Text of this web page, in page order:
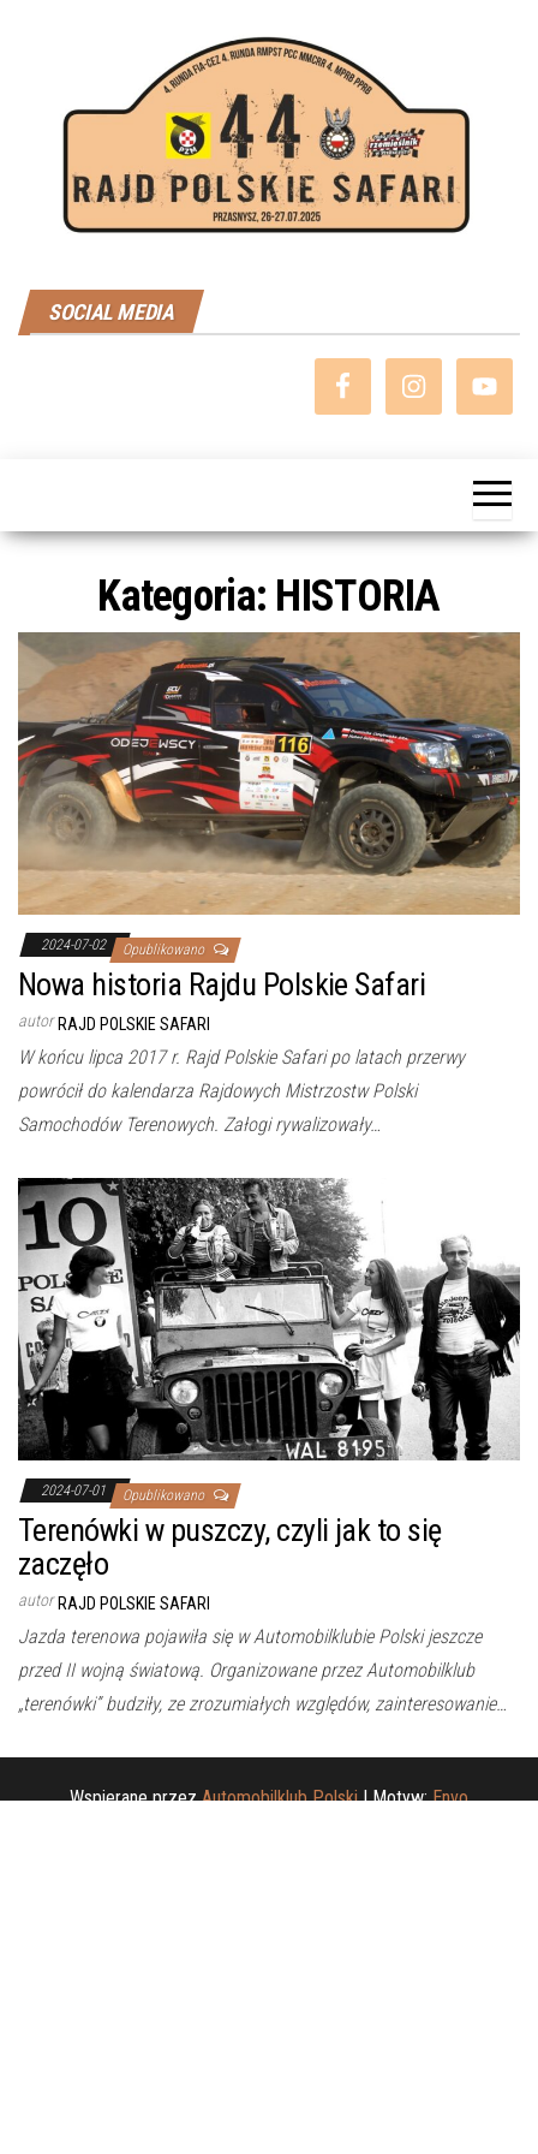
SOCIAL MEDIA
Kategoria: HISTORIA
2024-07-02 Opublikowano
Nowa historia Rajdu Polskie Safari
autor RAJD POLSKIE SAFARI
W końcu lipca 2017 r. Rajd Polskie Safari po latach przerwy
powrócił do kalendarza Rajdowych Mistrzostw Polski
Samochodów Terenowych. Załogi rywalizowały…
2024-07-01 Opublikowano
Terenówki w puszczy, czyli jak to się
zaczęło
autor RAJD POLSKIE SAFARI
Jazda terenowa pojawiła się w Automobilklubie Polski jeszcze
przed II wojną światową. Organizowane przez Automobilklub
„terenówki” budziły, ze zrozumiałych względów, zainteresowanie…
Wspierane przezAutomobilklub Polski |Motyw:Envo